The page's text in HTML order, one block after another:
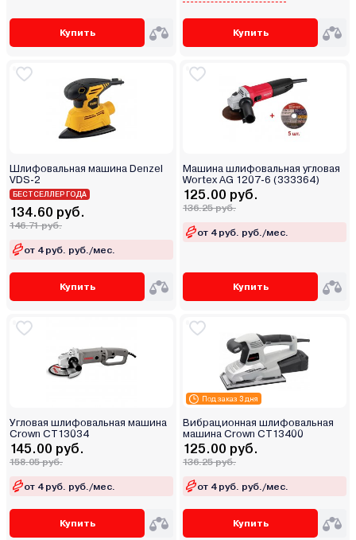
Купить Купить
Шлифовальная машина Denzel
VDS-2
БЕСТСЕЛЛЕР ГОДА
134.60 руб.
146.71 руб.
от 4 руб. руб./мес.
Купить
Машина шлифовальная угловая
Wortex AG 1207-6 (333364)
125.00 руб.
136.25 руб.
от 4 руб. руб./мес.
Купить
Угловая шлифовальная машина
Crown CT13034
145.00 руб.
158.05 руб.
от 4 руб. руб./мес.
Купить
Под заказ 3 дня
Вибрационная шлифовальная
машина Crown CT13400
125.00 руб.
136.25 руб.
от 4 руб. руб./мес.
Купить